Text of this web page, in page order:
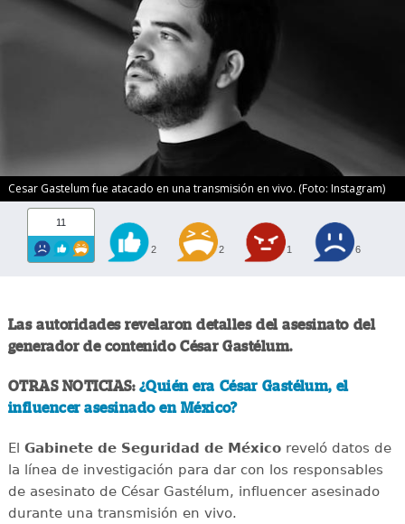
Cesar Gastelum fue atacado en una transmisión en vivo. (Foto: Instagram)
11
2 2 1 6
Las autoridades revelaron detalles del asesinato del
generador de contenido César Gastélum.
OTRAS NOTICIAS: ¿Quién era César Gastélum, el
influencer asesinado en México?
El Gabinete de Seguridad de Méxicoreveló datos de
la línea de investigación para dar con los responsables
de asesinato de César Gastélum, influencer asesinado
durante una transmisión en vivo.